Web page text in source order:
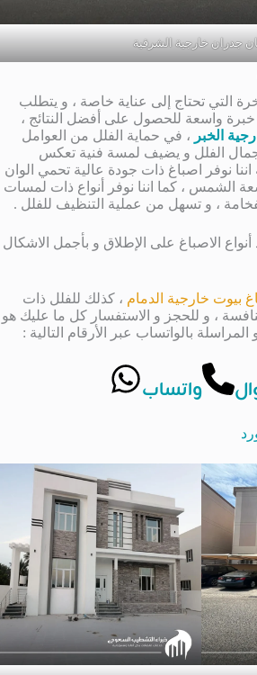
جدران خارجية الشرقية
التي تحتاج إلى عناية خاصة ، و يتطلب
خبرة واسعة للحصول على أفضل النتائج ،
الخبر ، في حماية الفلل من العوامل
جمال الفلل و يضيف لمسة فنية تعكس
نوفر اصباغ ذات جودة عالية تحمي الوان
الشمس ، كما اننا نوفر أنواع ذات لمسات
، و تسهل من عملية التنظيف للفلل .
الاصباغ على الإطلاق و بأجمل الاشكال
بيوت خارجية الدمام ، كذلك للفلل ذات
، و للحجز و الاستفسار كل ما عليك هو
المراسلة بالواتساب عبر الأرقام التالية :
واتساب